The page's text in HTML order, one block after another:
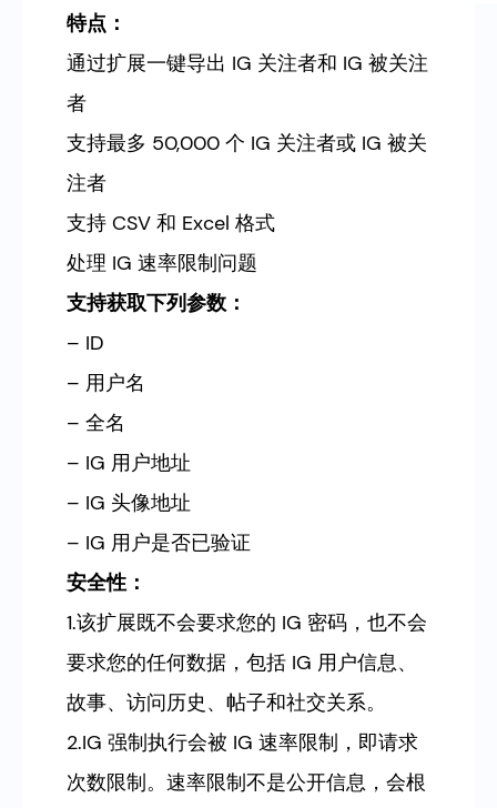
特点 ：
通过扩展一键导出 IG 关注者和 IG 被关注
者
支持最多 50,000 个 IG 关注者或 IG 被关
注者
支持 CSV 和 Excel 格式
处理 IG 速率限制问题
支持获取下列参数：
– ID
– 用户名
– 全名
– IG 用户地址
– IG 头像地址
– IG 用户是否已验证
安全性：
1.该扩展既不会要求您的 IG 密码，也不会
要求您的任何数据，包括 IG 用户信息、
故事、访问历史、帖子和社交关系。
2.IG 强制执行会被 IG 速率限制，即请求
次数限制。速率限制不是公开信息，会根